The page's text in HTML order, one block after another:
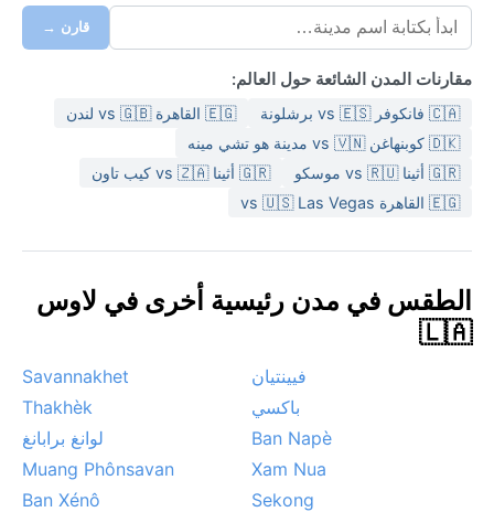
قارن →
مقارنات المدن الشائعة حول العالم:
🇨🇦 فانكوفر vs 🇪🇸 برشلونة
🇪🇬 القاهرة vs 🇬🇧 لندن
🇩🇰 كوبنهاغن vs 🇻🇳 مدينة هو تشي مينه
🇬🇷 أثينا vs 🇷🇺 موسكو
🇬🇷 أثينا vs 🇿🇦 كيب تاون
🇪🇬 القاهرة vs 🇺🇸 Las Vegas
الطقس في مدن رئيسية أخرى في لاوس
🇱🇦
فيينتيان
Savannakhet
باكسي
Thakhèk
Ban Napè
لوانغ برابانغ
Xam Nua
Muang Phônsavan
Sekong
Ban Xénô